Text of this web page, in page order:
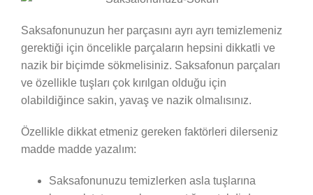
Saksafonunuzun her parçasını ayrı ayrı temizlemeniz
gerektiği için öncelikle parçaların hepsini dikkatli ve
nazik bir biçimde sökmelisiniz. Saksafonun parçaları
ve özellikle tuşları çok kırılgan olduğu için
olabildiğince sakin, yavaş ve nazik olmalısınız.
Özellikle dikkat etmeniz gereken faktörleri dilerseniz
madde madde yazalım:
Saksafonunuzu temizlerken asla tuşlarına